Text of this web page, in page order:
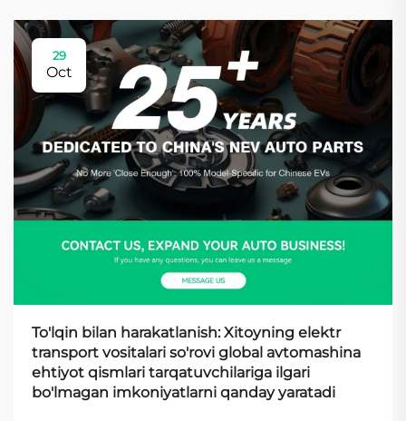
29
Oct
To'lqin bilan harakatlanish: Xitoyning elektr
transport vositalari so'rovi global avtomashina
ehtiyot qismlari tarqatuvchilariga ilgari
bo'lmagan imkoniyatlarni qanday yaratadi